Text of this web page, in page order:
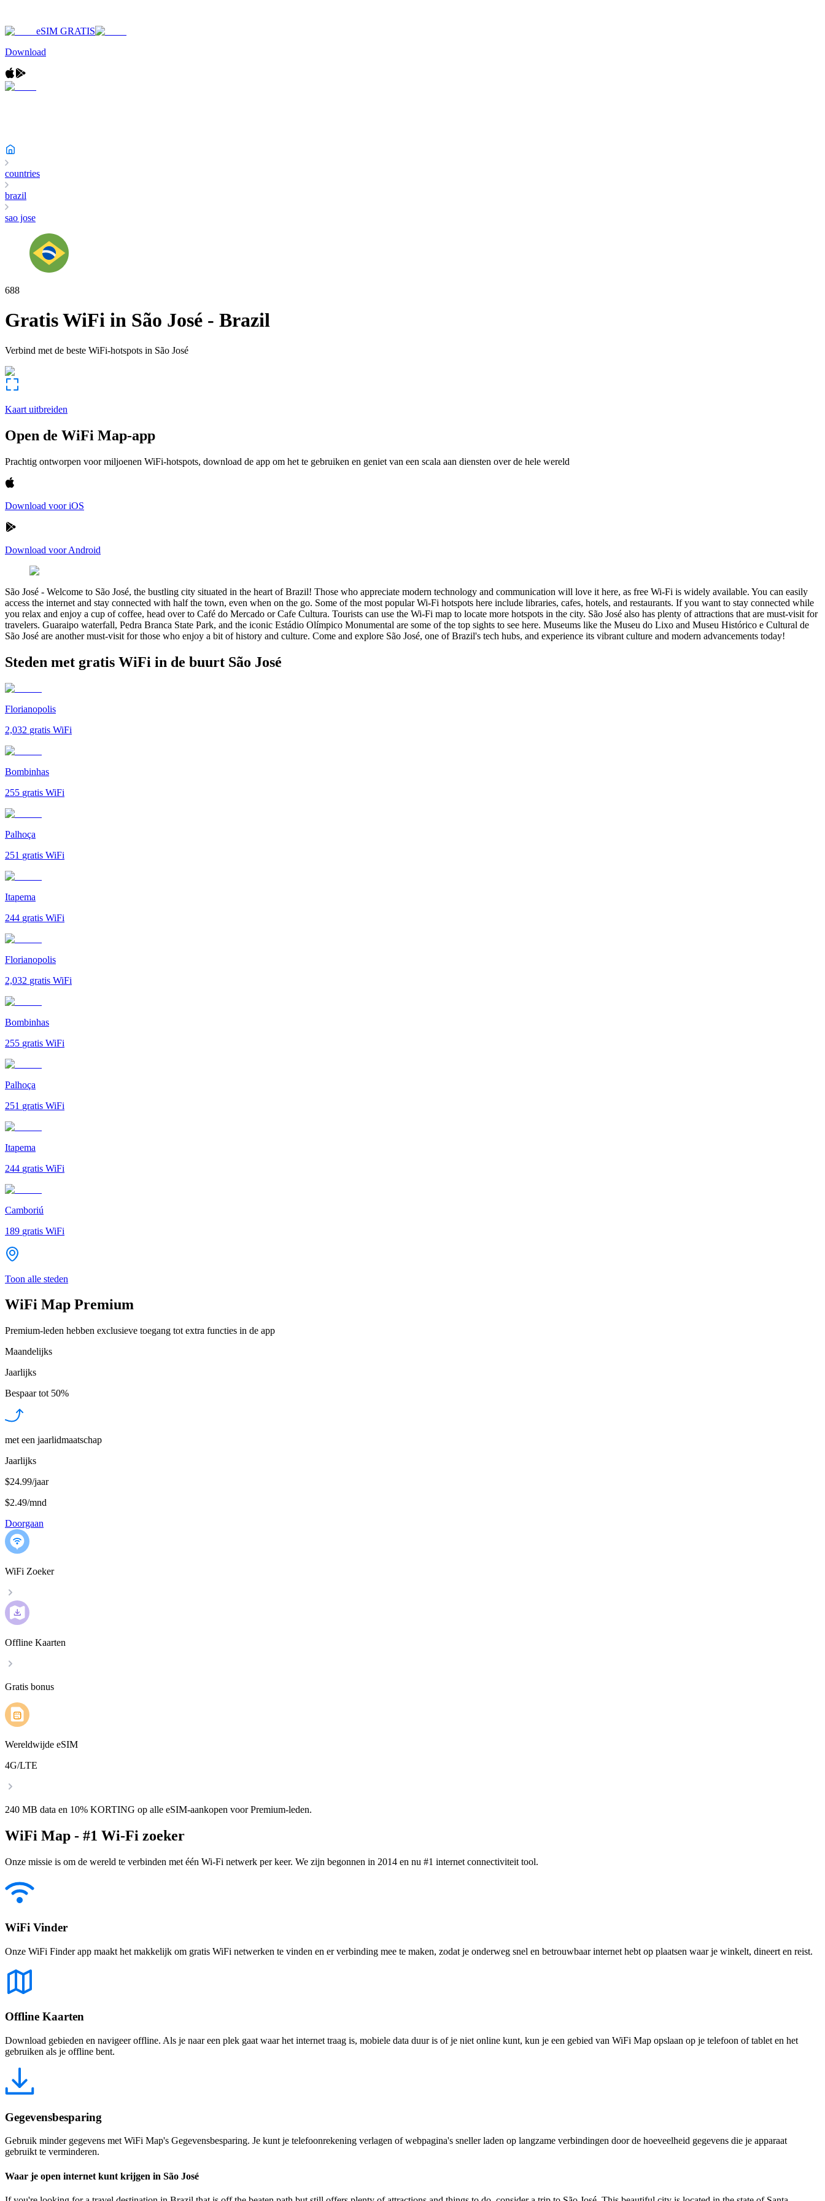
eSIM GRATIS
Download
countries
brazil
sao jose
688
Gratis WiFi in São José - Brazil
Verbind met de beste WiFi-hotspots in São José
Kaart uitbreiden
Open de WiFi Map-app
Prachtig ontworpen voor miljoenen WiFi-hotspots, download de app om het te gebruiken en geniet van een scala aan diensten over de hele wereld
Download voor iOS
Download voor Android
São José - Welcome to São José, the bustling city situated in the heart of Brazil! Those who appreciate modern technology and communication will love it here, as free Wi-Fi is widely available. You can easily
access the internet and stay connected with half the town, even when on the go. Some of the most popular Wi-Fi hotspots here include libraries, cafes, hotels, and restaurants. If you want to stay connected while
you relax and enjoy a cup of coffee, head over to Café do Mercado or Cafe Cultura. Tourists can use the Wi-Fi map to locate more hotspots in the city. São José also has plenty of attractions that are must-visit for
travelers. Guaraipo waterfall, Pedra Branca State Park, and the iconic Estádio Olímpico Monumental are some of the top sights to see here. Museums like the Museu do Lixo and Museu Histórico e Cultural de
São José are another must-visit for those who enjoy a bit of history and culture. Come and explore São José, one of Brazil's tech hubs, and experience its vibrant culture and modern advancements today!
Steden met gratis WiFi in de buurt São José
Florianopolis
2,032 gratis WiFi
Bombinhas
255 gratis WiFi
Palhoça
251 gratis WiFi
Itapema
244 gratis WiFi
Florianopolis
2,032 gratis WiFi
Bombinhas
255 gratis WiFi
Palhoça
251 gratis WiFi
Itapema
244 gratis WiFi
Camboriú
189 gratis WiFi
Toon alle steden
WiFi Map Premium
Premium-leden hebben exclusieve toegang tot extra functies in de app
Maandelijks
Jaarlijks
Bespaar tot 50%
met een jaarlidmaatschap
Jaarlijks
$24.99/jaar
$2.49/mnd
Doorgaan
WiFi Zoeker
Offline Kaarten
Gratis bonus
Wereldwijde eSIM
4G/LTE
240 MB data en 10% KORTING op alle eSIM-aankopen voor Premium-leden.
WiFi Map - #1 Wi-Fi zoeker
Onze missie is om de wereld te verbinden met één Wi-Fi netwerk per keer. We zijn begonnen in 2014 en nu #1 internet connectiviteit tool.
WiFi Vinder
Onze WiFi Finder app maakt het makkelijk om gratis WiFi netwerken te vinden en er verbinding mee te maken, zodat je onderweg snel en betrouwbaar internet hebt op plaatsen waar je winkelt, dineert en reist.
Offline Kaarten
Download gebieden en navigeer offline. Als je naar een plek gaat waar het internet traag is, mobiele data duur is of je niet online kunt, kun je een gebied van WiFi Map opslaan op je telefoon of tablet en het
gebruiken als je offline bent.
Gegevensbesparing
Gebruik minder gegevens met WiFi Map's Gegevensbesparing. Je kunt je telefoonrekening verlagen of webpagina's sneller laden op langzame verbindingen door de hoeveelheid gegevens die je apparaat
gebruikt te verminderen.
Waar je open internet kunt krijgen in São José